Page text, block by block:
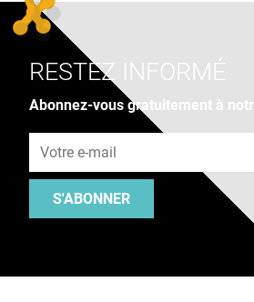
RESTEZ INFORMÉ
Abonnez-vous gratuitement à
S'ABONNER